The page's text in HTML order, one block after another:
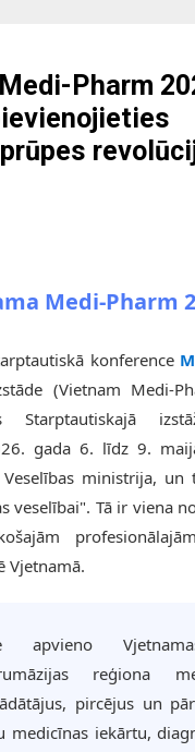
Pharm
Medi-Pharm
konference
(Vietnam Medi-
Starptautiskajā
gada 6. līdz 9.
Veselības ministrija,
veselībai". Tā ir viena
Vjetnamā.
apvieno
reģiona
pircējus un
medicīnas iekārtu,